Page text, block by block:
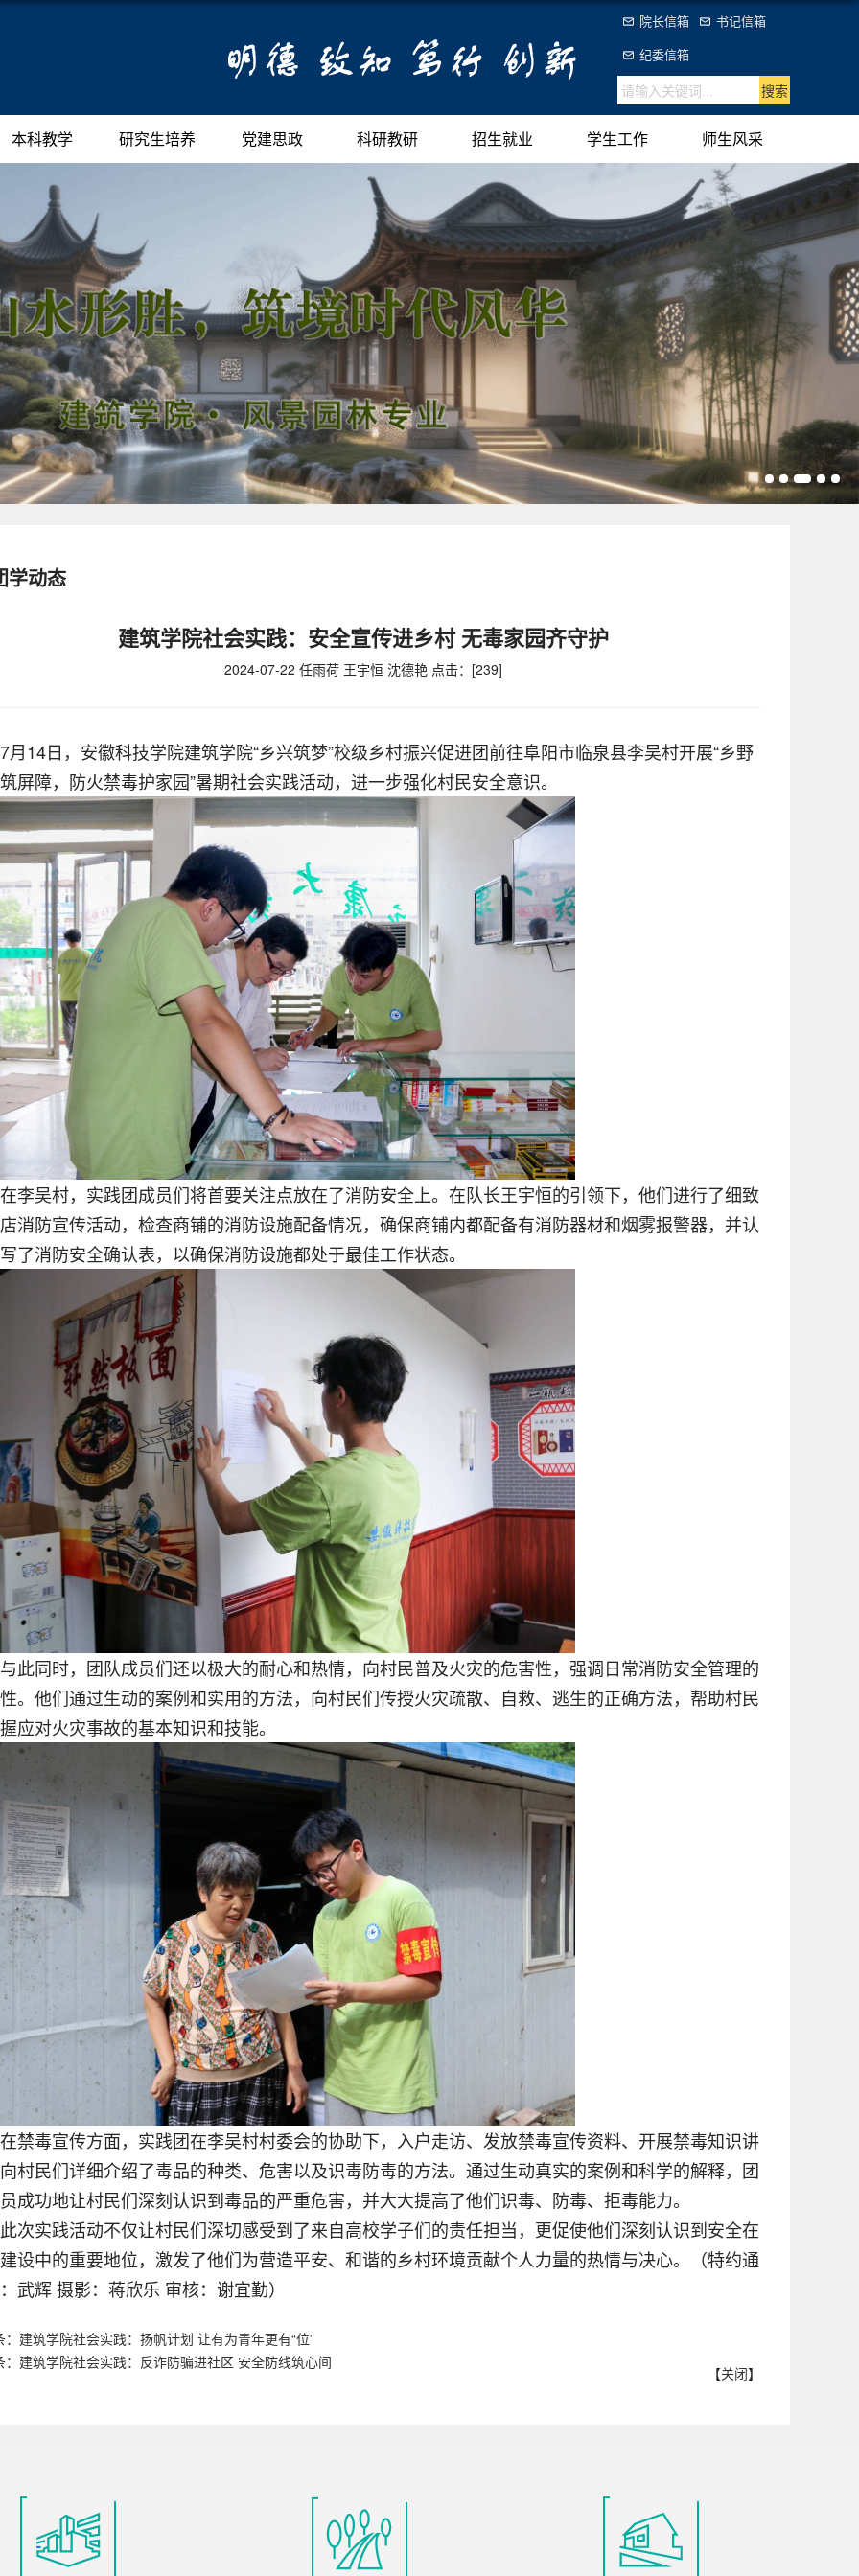
院长信箱
书记信箱
纪委信箱
本科教学 研究生培养 党建思政 科研教研 招生就业 学生工作 师生风采
学动态
建筑学院社会实践：安全宣传进乡村 无毒家园齐守护
2024-07-22 任雨荷 王宇恒 沈德艳 点击：[239]
7月14日，安徽科技学院建筑学院“乡兴筑梦”校级乡村振兴促进团前往阜阳市临泉县李吴村开展“乡野
屏障，防火禁毒护家园”暑期社会实践活动，进一步强化村民安全意识。
在李吴村，实践团成员们将首要关注点放在了消防安全上。在队长王宇恒的引领下，他们进行了细致
消防宣传活动，检查商铺的消防设施配备情况，确保商铺内都配备有消防器材和烟雾报警器，并认
了消防安全确认表，以确保消防设施都处于最佳工作状态。
与此同时，团队成员们还以极大的耐心和热情，向村民普及火灾的危害性，强调日常消防安全管理的
。他们通过生动的案例和实用的方法，向村民们传授火灾疏散、自救、逃生的正确方法，帮助村民
应对火灾事故的基本知识和技能。
在禁毒宣传方面，实践团在李吴村村委会的协助下，入户走访、发放禁毒宣传资料、开展禁毒知识讲
村民们详细介绍了毒品的种类、危害以及识毒防毒的方法。通过生动真实的案例和科学的解释，团
成功地让村民们深刻认识到毒品的严重危害，并大大提高了他们识毒、防毒、拒毒能力。
此次实践活动不仅让村民们深切感受到了来自高校学子们的责任担当，更促使他们深刻认识到安全在
设中的重要地位，激发了他们为营造平安、和谐的乡村环境贡献个人力量的热情与决心。（特约通
武辉 摄影：蒋欣乐 审核：谢宜勤）
建筑学院社会实践：扬帆计划 让有为青年更有“位”
建筑学院社会实践：反诈防骗进社区 安全防线筑心间
【关闭】